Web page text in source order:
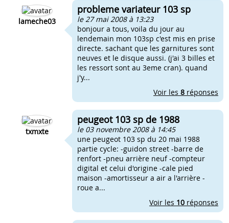
lameche03
probleme variateur 103 sp
le 27 mai 2008 à 13:23
bonjour a tous, voila du jour au
lendemain mon 103sp c'est mis en prise
directe. sachant que les garnitures sont
neuves et le disque aussi. (j'ai 3 billes et
les ressort sont au 3eme cran). quand
j'y...
Voir les 8 réponses
txmxte
peugeot 103 sp de 1988
le 03 novembre 2008 à 14:45
une peugeot 103 sp du 20 mai 1988
partie cycle: -guidon street -barre de
renfort -pneu arrière neuf -compteur
digital et celui d'origine -cale pied
maison -amortisseur a air a l'arrière -
roue a...
Voir les 10 réponses